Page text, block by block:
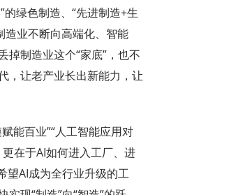
绿色制造、“先进制造+生
造业不断向高端化、智能
掉制造业这个“家底”，也不
，让老产业长出新能力，让
能百业”“人工智能应用对
在于AI如何进入工厂、进
望AI成为全行业升级的工